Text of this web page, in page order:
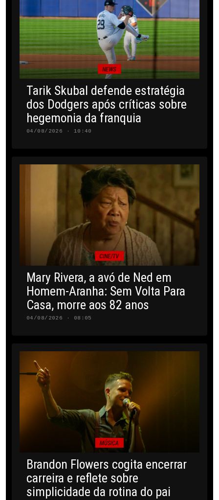
NEWS
Tarik Skubal defende estratégia
dos Dodgers após críticas sobre
hegemonia da franquia
04/08/2026 · 10:40
CINE/TV
Mary Rivera, a avó de Ned em
Homem-Aranha: Sem Volta Para
Casa, morre aos 82 anos
04/08/2026 · 08:05
MÚSICA
Brandon Flowers cogita encerrar
carreira e reflete sobre
simplicidade da rotina do pai